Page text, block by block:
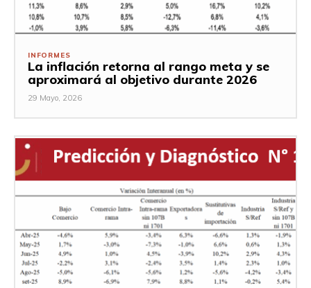
INFORMES
La inflación retorna al rango meta y se
aproximará al objetivo durante 2026
29 Mayo, 2026